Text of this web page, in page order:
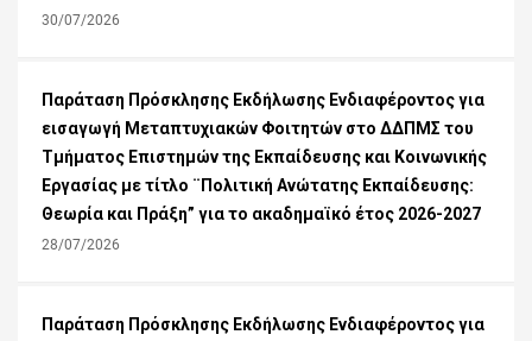
30/07/2026
Παράταση Πρόσκλησης Εκδήλωσης Ενδιαφέροντος για
εισαγωγή Μεταπτυχιακών Φοιτητών στο ΔΔΠΜΣ του
Τμήματος Επιστημών της Εκπαίδευσης και Κοινωνικής
Εργασίας με τίτλο ¨Πολιτική Ανώτατης Εκπαίδευσης:
Θεωρία και Πράξη” για το ακαδημαϊκό έτος 2026-2027
28/07/2026
Παράταση Πρόσκλησης Εκδήλωσης Ενδιαφέροντος για